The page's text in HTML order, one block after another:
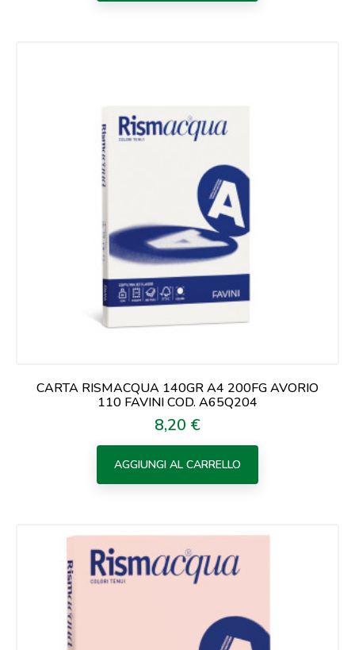
CARTA RISMACQUA 140GR A4 200FG AVORIO
110 FAVINI COD. A65Q204
Prezzo
8,20 €
AGGIUNGI AL CARRELLO